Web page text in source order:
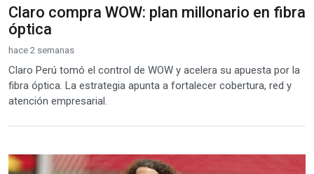
Claro compra WOW: plan millonario en fibra
óptica
hace 2 semanas
Claro Perú tomó el control de WOW y acelera su apuesta por la
fibra óptica. La estrategia apunta a fortalecer cobertura, red y
atención empresarial.